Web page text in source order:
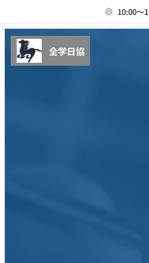
10:00～
全学日協